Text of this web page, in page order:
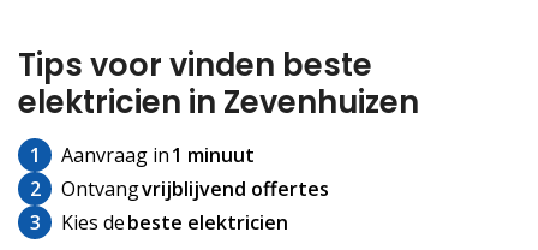
Tips voor vinden beste
elektricien in Zevenhuizen
1 Aanvraag in1 minuut
2
Ontvangvrijblijvend offertes
3
Kies debeste elektricien